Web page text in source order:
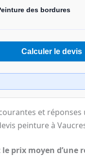
des bordures
Calculer le devis
et réponses
peinture à
le prix moyen d’une